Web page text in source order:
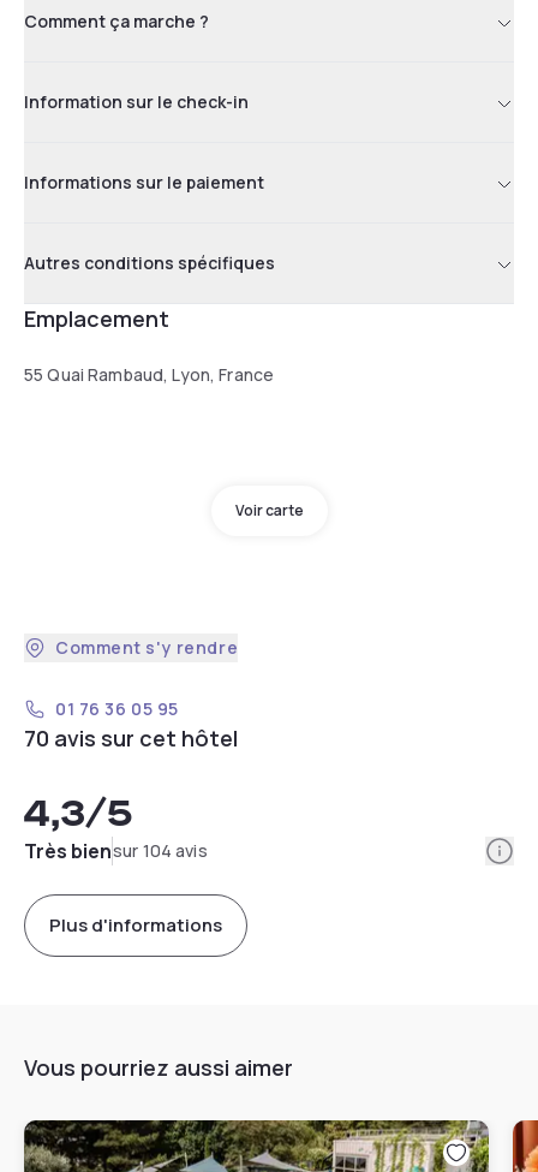
Comment ça marche ?
Information sur le check-in
Informations sur le paiement
Autres conditions spécifiques
Emplacement
55 Quai Rambaud, Lyon, France
Voir carte
Comment s'y rendre
01 76 36 05 95
70 avis sur cet hôtel
4,3/5
Très biensur 104 avis
Plus d'informations
Vous pourriez aussi aimer